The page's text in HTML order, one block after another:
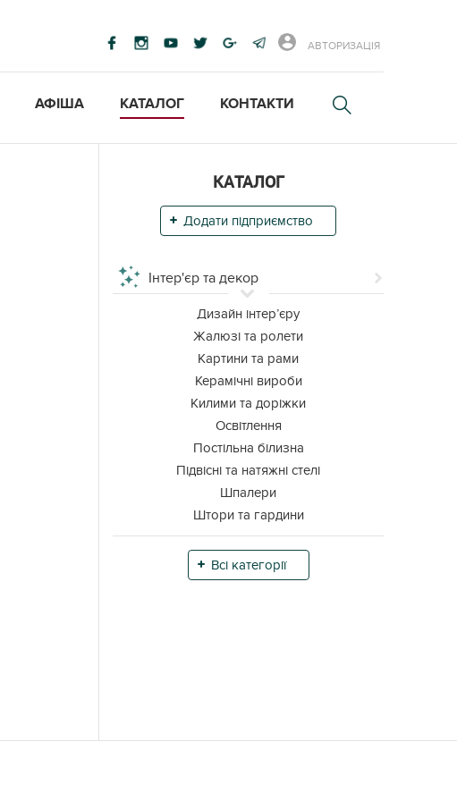
АВТОРИЗАЦІЯ
АФІША КАТАЛОГ КОНТАКТИ
КАТАЛОГ
Додати підприємство
Інтер'єр та декор
Дизайн інтер’єру
Жалюзі та ролети
Картини та рами
Керамічні вироби
Килими та доріжки
Освітлення
Постільна білизна
Підвісні та натяжні стелі
Шпалери
Штори та гардини
Всі категорії